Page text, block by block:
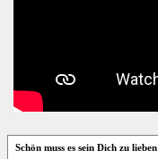
Schön muss es sein Dich zu